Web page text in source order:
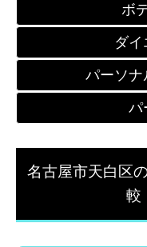
ボ
ダ
パーソナ
パ
名古屋市天白区
較